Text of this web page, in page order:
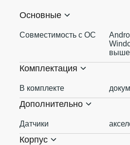
Основные
Совместимость с ОС
выше
Комплектация
В комплекте
Дополнительно
Датчики
Корпус